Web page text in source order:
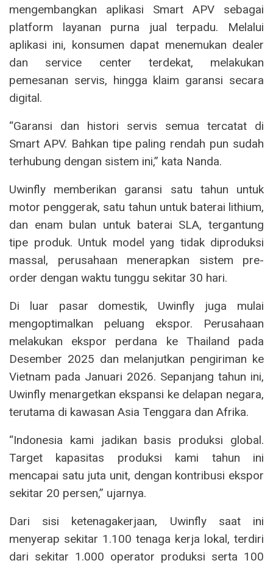
mengembangkan aplikasi Smart APV sebagai
platform layanan purna jual terpadu. Melalui
aplikasi ini, konsumen dapat menemukan dealer
dan service center terdekat, melakukan
pemesanan servis, hingga klaim garansi secara
digital.
“Garansi dan histori servis semua tercatat di
Smart APV. Bahkan tipe paling rendah pun sudah
terhubung dengan sistem ini,” kata Nanda.
Uwinfly memberikan garansi satu tahun untuk
motor penggerak, satu tahun untuk baterai lithium,
dan enam bulan untuk baterai SLA, tergantung
tipe produk. Untuk model yang tidak diproduksi
massal, perusahaan menerapkan sistem pre-
order dengan waktu tunggu sekitar 30 hari.
Di luar pasar domestik, Uwinfly juga mulai
mengoptimalkan peluang ekspor. Perusahaan
melakukan ekspor perdana ke Thailand pada
Desember 2025 dan melanjutkan pengiriman ke
Vietnam pada Januari 2026. Sepanjang tahun ini,
Uwinfly menargetkan ekspansi ke delapan negara,
terutama di kawasan Asia Tenggara dan Afrika.
“Indonesia kami jadikan basis produksi global.
Target kapasitas produksi kami tahun ini
mencapai satu juta unit, dengan kontribusi ekspor
sekitar 20 persen,” ujarnya.
Dari sisi ketenagakerjaan, Uwinfly saat ini
menyerap sekitar 1.100 tenaga kerja lokal, terdiri
dari sekitar 1.000 operator produksi serta 100